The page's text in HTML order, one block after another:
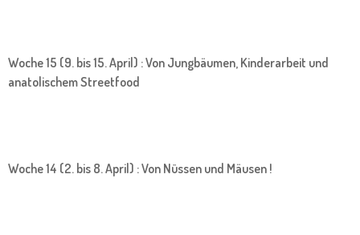
Woche 15 (9. bis 15. April) : Von Jungbäumen, Kinderarbeit und
anatolischem Streetfood
Woche 14 (2. bis 8. April) : Von Nüssen und Mäusen !